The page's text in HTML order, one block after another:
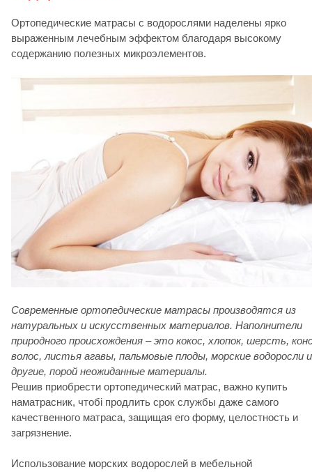
Ортопедические матрасы с водорослями наделены ярко
выраженным лечебным эффектом благодаря высокому
содержанию полезных микроэлементов.
Современные ортопедические матрасы производятся из
натуральных и искусственных материалов. Наполнители
природного происхождения – это кокос, хлопок, шерсть,
волос, листья агавы, пальмовые плоды, морские водоросли и
другие, порой неожиданные материалы.
Решив приобрести ортопедический матрас, важно купить
наматрасник, чтобі продлить срок службы даже самого
качественного матраса, защищая его форму, целостность и
загрязнение.
Использование морских водорослей в мебельной